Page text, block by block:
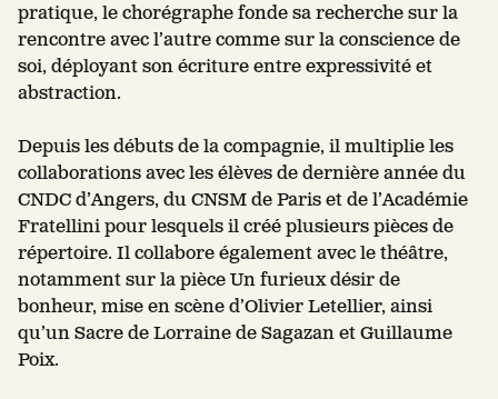
pratique, le chorégraphe fonde sa recherche sur la
rencontre avec l’autre comme sur la conscience de
soi, déployant son écriture entre expressivité et
abstraction.
Depuis les débuts de la compagnie, il multiplie les
collaborations avec les élèves de dernière année du
CNDC d’Angers, du CNSM de Paris et de l’Académie
Fratellini pour lesquels il créé plusieurs pièces de
répertoire. Il collabore également avec le théâtre,
notamment sur la pièce Un furieux désir de
bonheur, mise en scène d’Olivier Letellier, ainsi
qu’un Sacre de Lorraine de Sagazan et Guillaume
Poix.